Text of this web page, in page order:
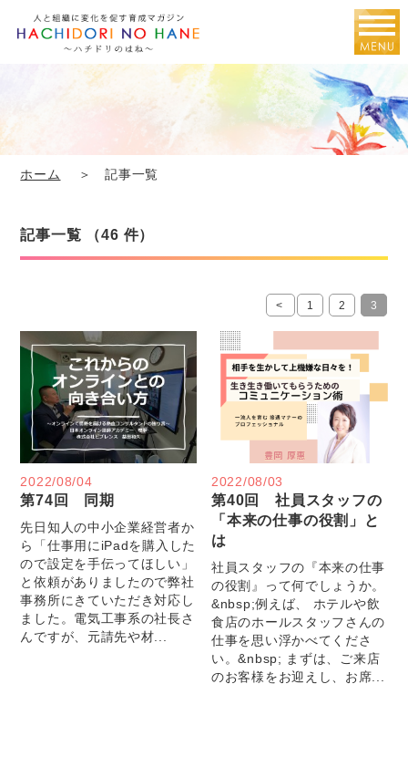
ホーム ＞ 記事一覧
記事一覧 （46 件）
< 1 2 3
2022/08/04
第74回 同期
先日知人の中小企業経営者か
ら「仕事用にiPadを購入した
ので設定を手伝ってほしい」
と依頼がありましたので弊社
事務所にきていただき対応し
ました。電気工事系の社長さ
んですが、元請先や材...
2022/08/03
第40回 社員スタッフの
「本来の仕事の役割」と
は
社員スタッフの『本来の仕事
の役割』って何でしょうか。
&nbsp;例えば、 ホテルや飲
食店のホールスタッフさんの
仕事を思い浮かべてくださ
い。&nbsp; まずは、ご来店
のお客様をお迎えし、お席...